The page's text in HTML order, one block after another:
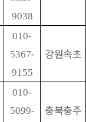
9038
010-
5367-
9155
강원속초
010-
5099-
충북충주